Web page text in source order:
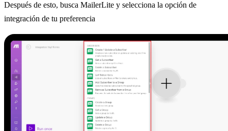
Después de esto, busca MailerLite y selecciona la opción de
integración de tu preferencia